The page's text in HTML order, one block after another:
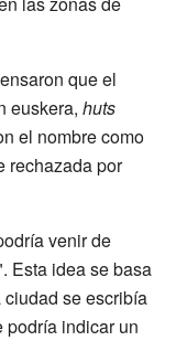
que el
euskera, huts
el nombre como
rechazada por
venir de
Esta idea se basa
se escribía
podría indicar un